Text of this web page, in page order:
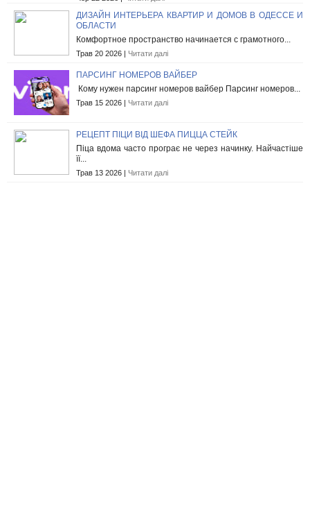
ДИЗАЙН ИНТЕРЬЕРА КВАРТИР И ДОМОВ В ОДЕССЕ И
ОБЛАСТИ
Комфортное пространство начинается с грамотного...
Трав 20 2026 | Читати далі
ПАРСИНГ НОМЕРОВ ВАЙБЕР
Кому нужен парсинг номеров вайбер Парсинг номеров...
Трав 15 2026 | Читати далі
РЕЦЕПТ ПІЦИ ВІД ШЕФА ПИЦЦА СТЕЙК
Піца вдома часто програє не через начинку. Найчастіше
її...
Трав 13 2026 | Читати далі